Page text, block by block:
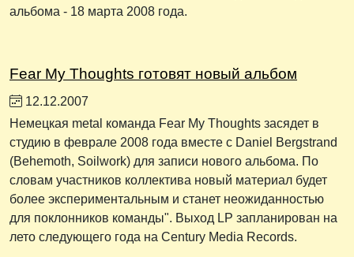
альбома - 18 марта 2008 года.
Fear My Thoughts готовят новый альбом
12.12.2007
Немецкая metal команда Fear My Thoughts засядет в
студию в феврале 2008 года вместе с Daniel Bergstrand
(Behemoth, Soilwork) для записи нового альбома. По
словам участников коллектива новый материал будет
более экспериментальным и станет неожиданностью
для поклонников команды". Выход LP запланирован на
лето следующего года на Century Media Records.